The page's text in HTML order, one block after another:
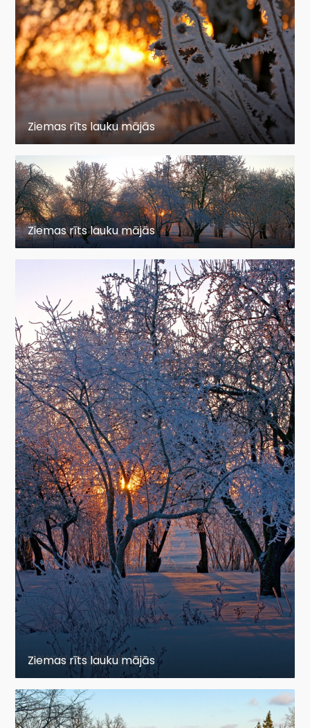
Ziemas rīts lauku mājās
Ziemas rīts lauku mājās
Ziemas rīts lauku mājās